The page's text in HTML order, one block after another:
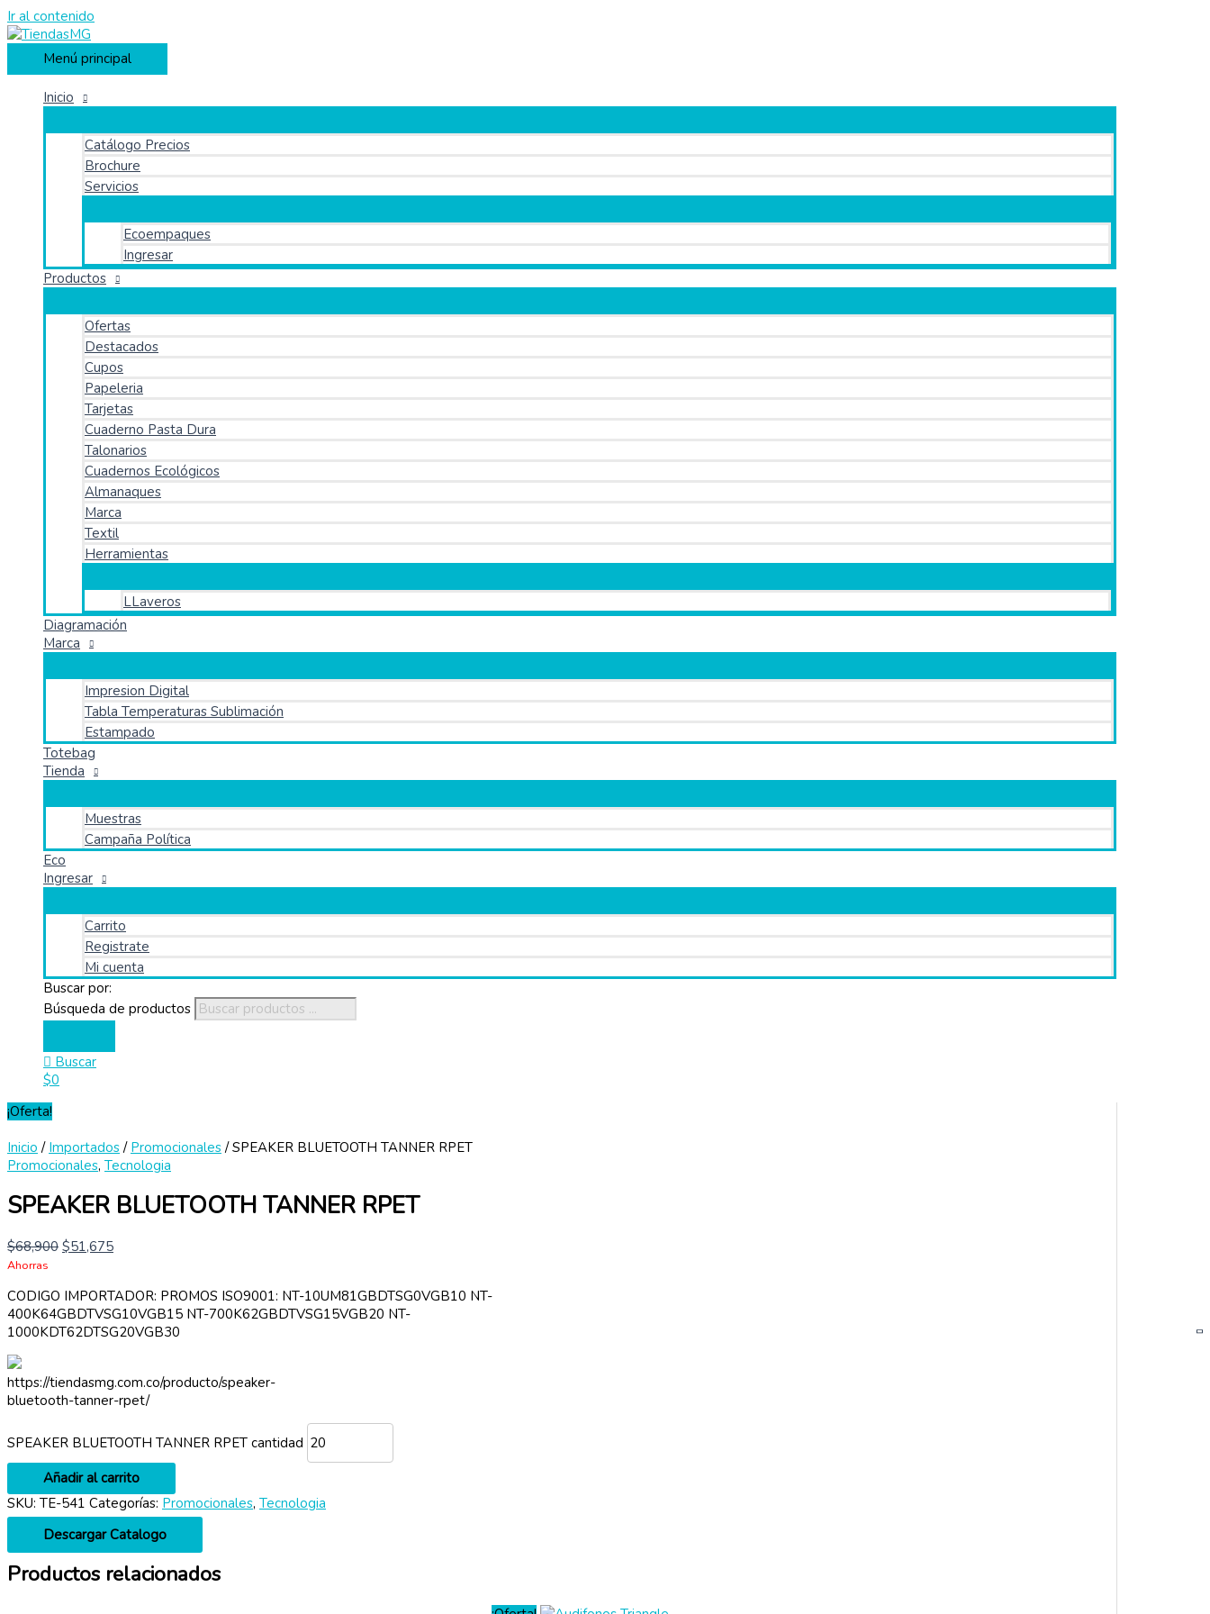
Ir al contenido
Menú principal
Inicio
Catálogo Precios
Brochure
Servicios
Ecoempaques
Ingresar
Productos
Ofertas
Destacados
Cupos
Papeleria
Tarjetas
Cuaderno Pasta Dura
Talonarios
Cuadernos Ecológicos
Almanaques
Marca
Textil
Herramientas
LLaveros
Diagramación
Marca
Impresion Digital
Tabla Temperaturas Sublimación
Estampado
Totebag
Tienda
Muestras
Campaña Política
Eco
Ingresar
Carrito
Registrate
Mi cuenta
Buscar por:
Búsqueda de productos
Buscar
$0
¡Oferta!
Inicio / Importados/ Promocionales/ SPEAKER BLUETOOTH TANNER RPET
Promocionales, Tecnologia
SPEAKER BLUETOOTH TANNER RPET
$68,900 $51,675
Ahorras
CODIGO IMPORTADOR: PROMOS ISO9001: NT-10UM81GBDTSG0VGB10 NT-
400K64GBDTVSG10VGB15 NT-700K62GBDTVSG15VGB20 NT-
1000KDT62DTSG20VGB30
https://tiendasmg.com.co/producto/speaker-
bluetooth-tanner-rpet/
SPEAKER BLUETOOTH TANNER RPET cantidad
Añadir al carrito
SKU: TE-541 Categorías: Promocionales, Tecnologia
Descargar Catalogo
Productos relacionados